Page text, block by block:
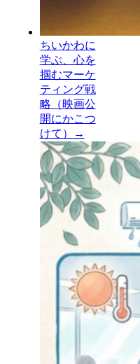
ちいかわに
学ぶ、心を
掴むマーケ
ティング戦
略（映画公
開にかこつ
けて）
→